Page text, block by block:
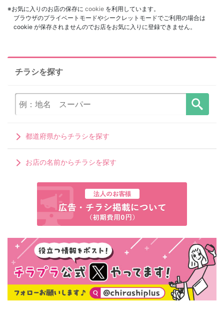
※お気に入りのお店の保存に cookie を利用しています。
ブラウザのプライベートモードやシークレットモードでご利用の場合は
cookie が保存されませんのでお店をお気に入りに登録できません。
チラシを探す
都道府県からチラシを探す
お店の名前からチラシを探す